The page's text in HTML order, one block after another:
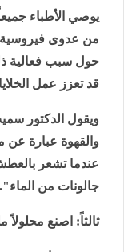
يوصي الأطباء
من عدوى
حول سبب فعالية
قد تعزز عمل
ويقول الدكتور
والقهوة عبارة
عندما تشعر
جالونات من الماء".
ثالثاً: اصنع محلولاً